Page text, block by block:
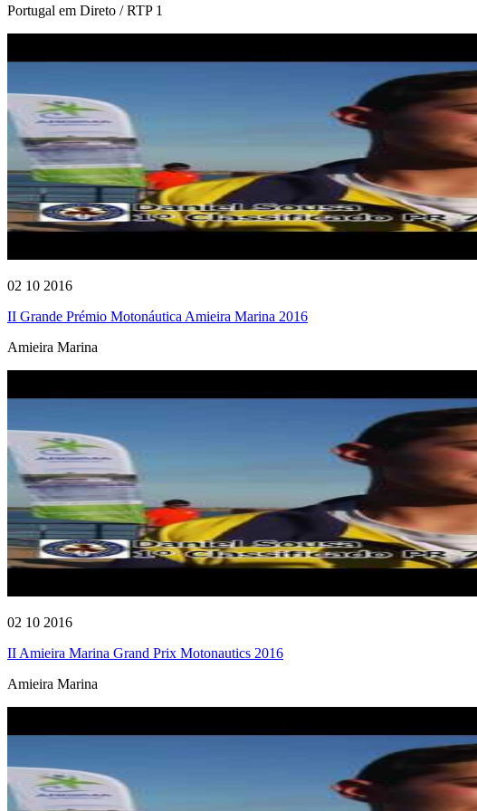
Portugal em Direto / RTP 1
02 10 2016
II Grande Prémio Motonáutica Amieira Marina 2016
Amieira Marina
02 10 2016
II Amieira Marina Grand Prix Motonautics 2016
Amieira Marina